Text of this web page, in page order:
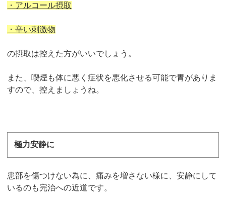
・アルコール摂取
・辛い刺激物
の摂取は控えた方がいいでしょう。
また、喫煙も体に悪く症状を悪化させる可能で胃がありま
すので、控えましょうね。
極力安静に
患部を傷つけない為に、痛みを増さない様に、安静にして
いるのも完治への近道です。